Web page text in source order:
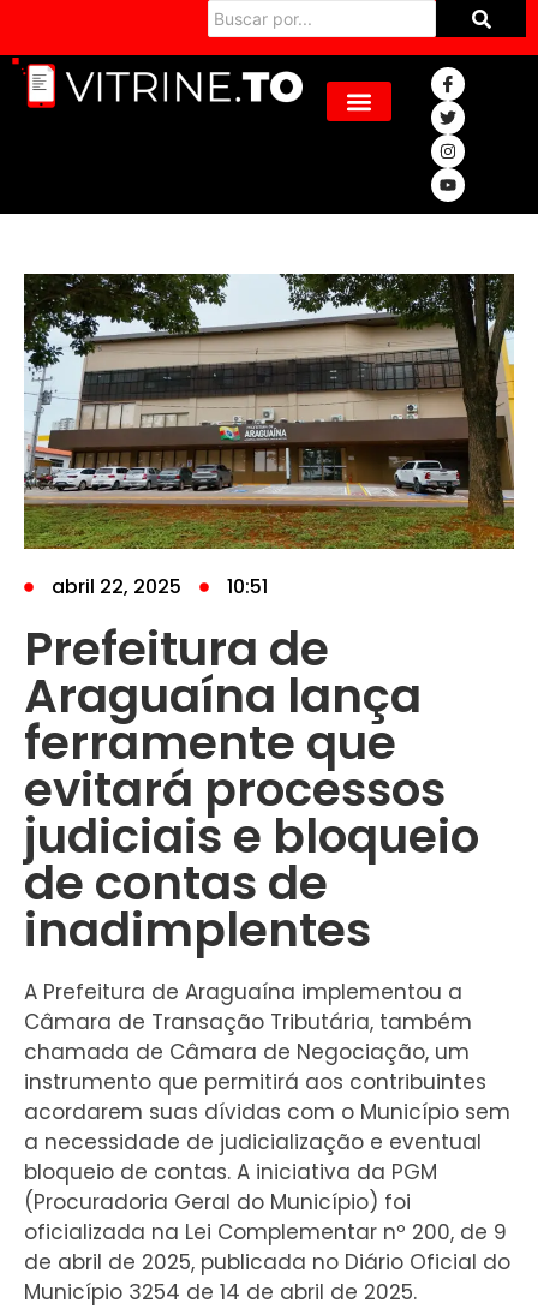
abril 22, 2025 10:51
Prefeitura de
Araguaína lança
ferramente que
evitará processos
judiciais e bloqueio
de contas de
inadimplentes
A Prefeitura de Araguaína implementou a
Câmara de Transação Tributária, também
chamada de Câmara de Negociação, um
instrumento que permitirá aos contribuintes
acordarem suas dívidas com o Município sem
a necessidade de judicialização e eventual
bloqueio de contas. A iniciativa da PGM
(Procuradoria Geral do Município) foi
oficializada na Lei Complementar nº 200, de 9
de abril de 2025, publicada no Diário Oficial do
Município 3254 de 14 de abril de 2025.